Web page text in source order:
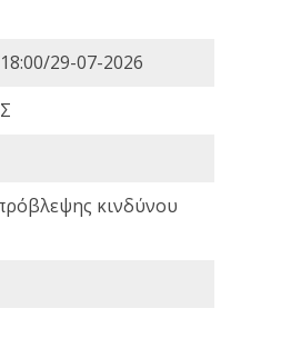
29-07-2026
κινδύνου